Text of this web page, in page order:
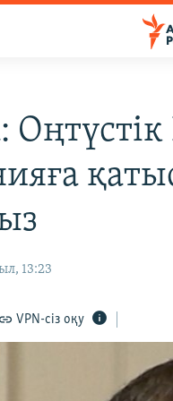
13:23
VPN-сіз оқу